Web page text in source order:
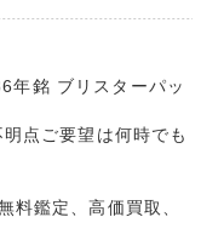
年銘 ブリスターパッ
点ご要望は何時でも
料鑑定、高価買取、